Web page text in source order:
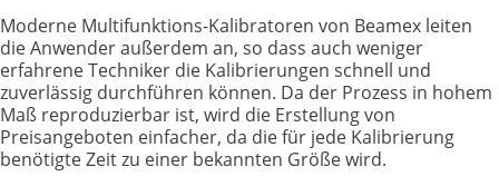
Moderne Multifunktions-Kalibratoren von Beamex leiten
die Anwender außerdem an, so dass auch weniger
erfahrene Techniker die Kalibrierungen schnell und
zuverlässig durchführen können. Da der Prozess in hohem
Maß reproduzierbar ist, wird die Erstellung von
Preisangeboten einfacher, da die für jede Kalibrierung
benötigte Zeit zu einer bekannten Größe wird.